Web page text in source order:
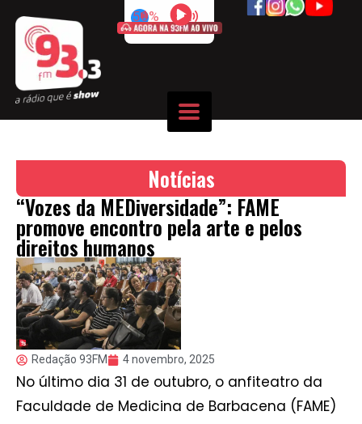
50%
Notícias
“Vozes da MEDiversidade”: FAME
promove encontro pela arte e pelos
direitos humanos
Redação 93FM 4 novembro, 2025
No último dia 31 de outubro, o anfiteatro da
Faculdade de Medicina de Barbacena (FAME)